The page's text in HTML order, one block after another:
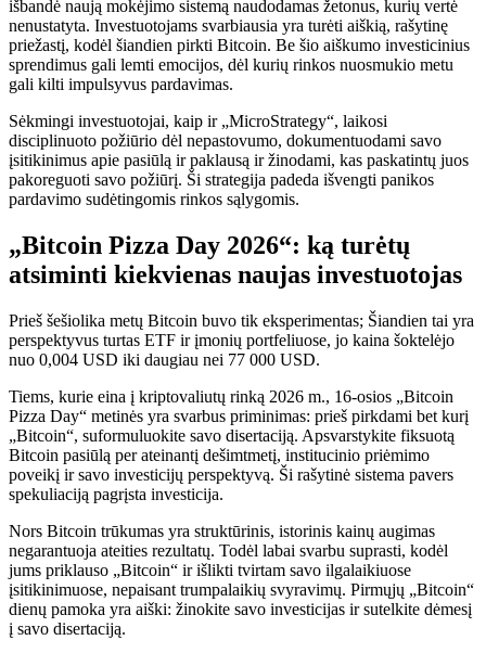
išbandė naują mokėjimo sistemą naudodamas žetonus, kurių vertė
nenustatyta. Investuotojams svarbiausia yra turėti aiškią, rašytinę
priežastį, kodėl šiandien pirkti Bitcoin. Be šio aiškumo investicinius
sprendimus gali lemti emocijos, dėl kurių rinkos nuosmukio metu
gali kilti impulsyvus pardavimas.
Sėkmingi investuotojai, kaip ir „MicroStrategy“, laikosi
disciplinuoto požiūrio dėl nepastovumo, dokumentuodami savo
įsitikinimus apie pasiūlą ir paklausą ir žinodami, kas paskatintų juos
pakoreguoti savo požiūrį. Ši strategija padeda išvengti panikos
pardavimo sudėtingomis rinkos sąlygomis.
„Bitcoin Pizza Day 2026“: ką turėtų
atsiminti kiekvienas naujas investuotojas
Prieš šešiolika metų Bitcoin buvo tik eksperimentas; Šiandien tai yra
perspektyvus turtas ETF ir įmonių portfeliuose, jo kaina šoktelėjo
nuo 0,004 USD iki daugiau nei 77 000 USD.
Tiems, kurie eina į kriptovaliutų rinką 2026 m., 16-osios „Bitcoin
Pizza Day“ metinės yra svarbus priminimas: prieš pirkdami bet kurį
„Bitcoin“, suformuluokite savo disertaciją. Apsvarstykite fiksuotą
Bitcoin pasiūlą per ateinantį dešimtmetį, institucinio priėmimo
poveikį ir savo investicijų perspektyvą. Ši rašytinė sistema pavers
spekuliaciją pagrįsta investicija.
Nors Bitcoin trūkumas yra struktūrinis, istorinis kainų augimas
negarantuoja ateities rezultatų. Todėl labai svarbu suprasti, kodėl
jums priklauso „Bitcoin“ ir išlikti tvirtam savo ilgalaikiuose
įsitikinimuose, nepaisant trumpalaikių svyravimų. Pirmųjų „Bitcoin“
dienų pamoka yra aiški: žinokite savo investicijas ir sutelkite dėmesį
į savo disertaciją.